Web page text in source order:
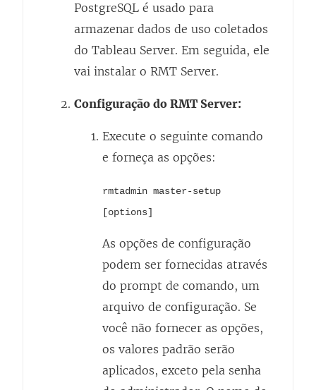
PostgreSQL é usado para
armazenar dados de uso coletados
do Tableau Server. Em seguida, ele
vai instalar o RMT Server.
Configuração do RMT Server:
Execute o seguinte comando
e forneça as opções:
rmtadmin master-setup
[options]
As opções de configuração
podem ser fornecidas através
do prompt de comando, um
arquivo de configuração. Se
você não fornecer as opções,
os valores padrão serão
aplicados, exceto pela senha